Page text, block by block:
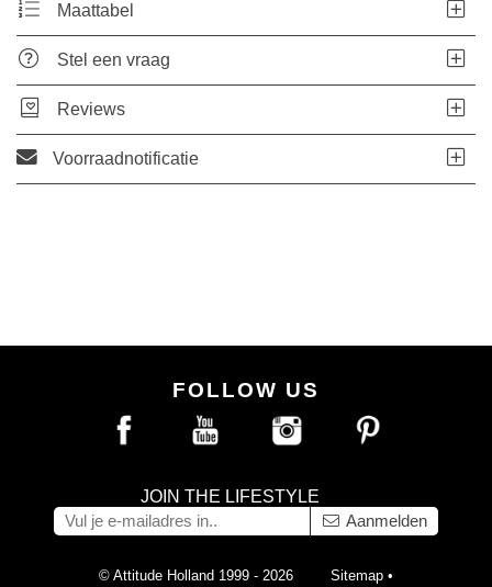
Maattabel
Stel een vraag
Reviews
Voorraadnotificatie
FOLLOW US
JOIN THE LIFESTYLE
Aanmelden
© Attitude Holland 1999 - 2026 Sitemap •